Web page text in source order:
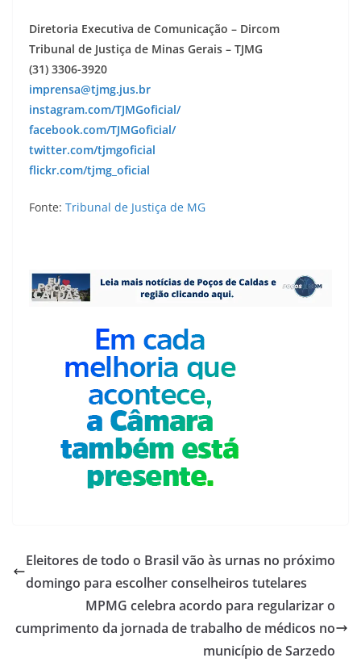
Diretoria Executiva de Comunicação – Dircom
Tribunal de Justiça de Minas Gerais – TJMG
(31) 3306-3920
imprensa@tjmg.jus.br
instagram.com/TJMGoficial/
facebook.com/TJMGoficial/
twitter.com/tjmgoficial
flickr.com/tjmg_oficial
Fonte: Tribunal de Justiça de MG
Eleitores de todo o Brasil vão às urnas no próximo
domingo para escolher conselheiros tutelares
MPMG celebra acordo para regularizar o
cumprimento da jornada de trabalho de médicos no
município de Sarzedo